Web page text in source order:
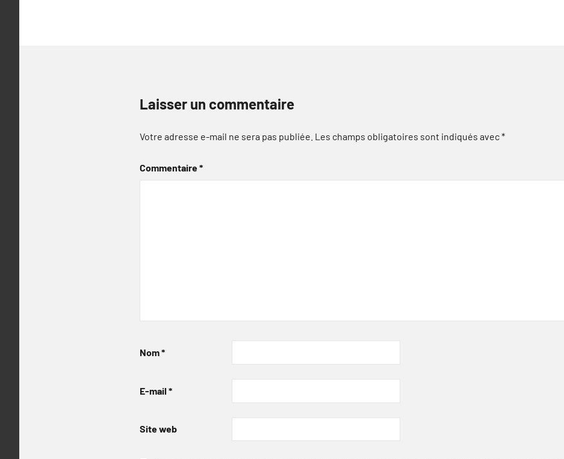
Laisser un commentaire
Votre adresse e-mail ne sera pas publiée. Les champs obligatoires sont indiqués avec*
Commentaire*
Nom*
E-mail *
Site web